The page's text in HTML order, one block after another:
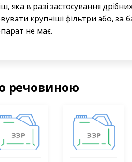
яка в разі застосування
крупніші фільтри або, за
не має.
речовиною